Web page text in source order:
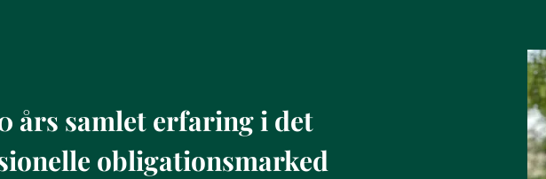
års samlet erfaring i det
obligationsmarked